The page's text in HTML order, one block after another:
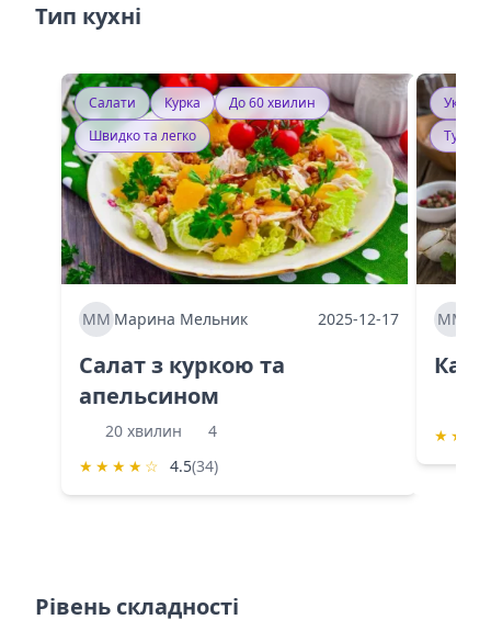
Тип кухні
Салати Курка
До 60 хвилин
Швидко та легко
ММ Марина Мельник 2025-12-17
Салат з куркою та
апельсином
20 хвилин
4
★ ★ ★ ★ ☆ 4.5(34)
ММ
★ ★
Рівень складності